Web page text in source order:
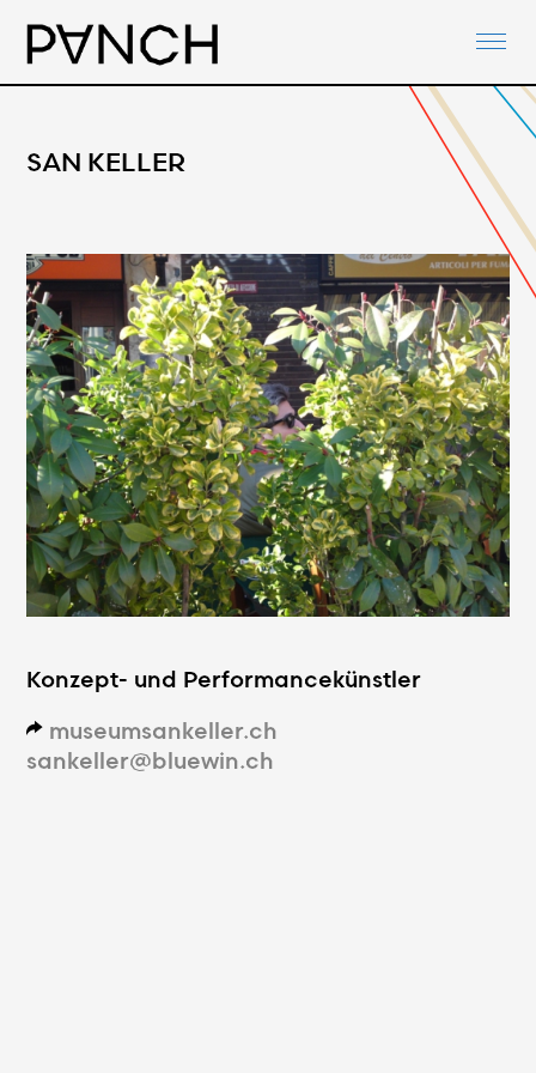
ABOUT
PANCH-ACTIVITIES
CONTACT
SAN KELLER
Konzept- und Performancekünstler
d museumsankeller.ch
sankeller@bluewin.ch